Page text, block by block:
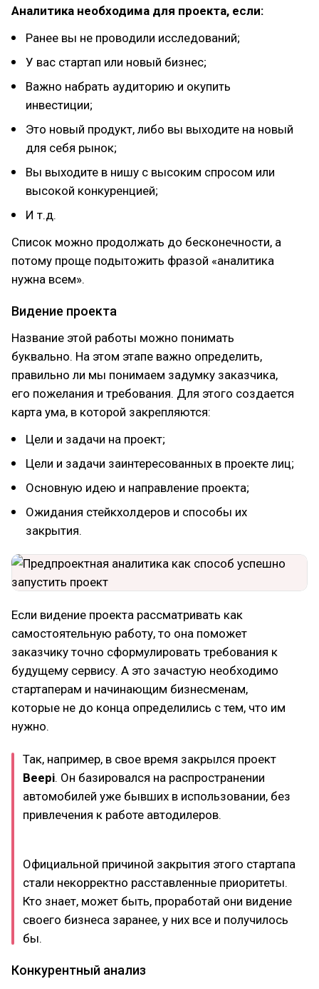
Аналитика необходима для проекта, если:
Ранее вы не проводили исследований;
У вас стартап или новый бизнес;
Важно набрать аудиторию и окупить
инвестиции;
Это новый продукт, либо вы выходите на новый
для себя рынок;
Вы выходите в нишу с высоким спросом или
высокой конкуренцией;
И т.д.
Список можно продолжать до бесконечности, а
потому проще подытожить фразой «аналитика
нужна всем».
Видение проекта
Название этой работы можно понимать
буквально. На этом этапе важно определить,
правильно ли мы понимаем задумку заказчика,
его пожелания и требования. Для этого создается
карта ума, в которой закрепляются:
Цели и задачи на проект;
Цели и задачи заинтересованных в проекте лиц;
Основную идею и направление проекта;
Ожидания стейкхолдеров и способы их
закрытия.
Если видение проекта рассматривать как
самостоятельную работу, то она поможет
заказчику точно сформулировать требования к
будущему сервису. А это зачастую необходимо
стартаперам и начинающим бизнесменам,
которые не до конца определились с тем, что им
нужно.
Так, например, в свое время закрылся проект
Beepi. Он базировался на распространении
автомобилей уже бывших в использовании, без
привлечения к работе автодилеров.
Официальной причиной закрытия этого стартапа
стали некорректно расставленные приоритеты.
Кто знает, может быть, проработай они видение
своего бизнеса заранее, у них все и получилось
бы.
Конкурентный анализ